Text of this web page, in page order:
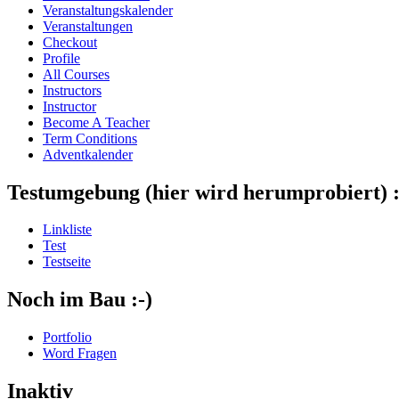
Veranstaltungskalender
Veranstaltungen
Checkout
Profile
All Courses
Instructors
Instructor
Become A Teacher
Term Conditions
Adventkalender
Testumgebung (hier wird herumprobiert)
Linkliste
Test
Testseite
Noch im Bau :-)
Portfolio
Word Fragen
Inaktiv